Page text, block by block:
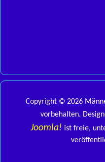
Copyright © 2026
vorbehalten.
Joomla! ist freie,